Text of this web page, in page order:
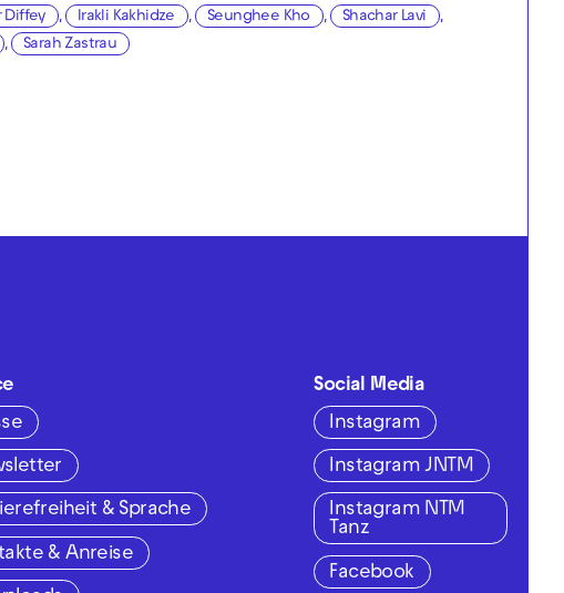
Diffey , Irakli Kakhidze , Seunghee Kho , Shachar Lavi
,
, Sarah Zastrau
& Sprache
& Anreise
Social Media
Instagram
Instagram JNTM
Instagram NTM
Tanz
Facebook